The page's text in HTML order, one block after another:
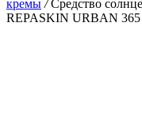
кремы /Средство
REPASKIN URBAN 365